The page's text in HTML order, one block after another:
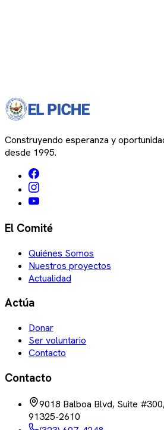
Construyendo esperanza y
desde 1995.
El Comité
Quiénes Somos
Nuestros proyectos
Actualidad
Actúa
Donar
Ser voluntario
Contacto
Contacto
9018 Balboa Blvd, Suite
91325-2610